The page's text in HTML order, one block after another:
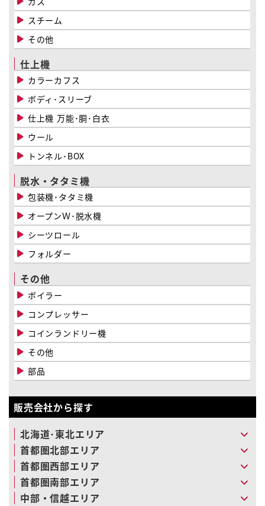
スチーム
その他
仕上機
カラーカフス
ボディ･スリーブ
仕上機 万能･胴･白衣
ウール
トンネル･BOX
脱水・タタミ機
包装機･タタミ機
オープンＷ･脱水機
シーツロール
フォルダー
その他
ボイラー
コンプレッサー
コインランドリー機
その他
部品
販売会社から探す
北海道･東北エリア
首都圏北部エリア
首都圏西部エリア
首都圏南部エリア
中部・信越エリア